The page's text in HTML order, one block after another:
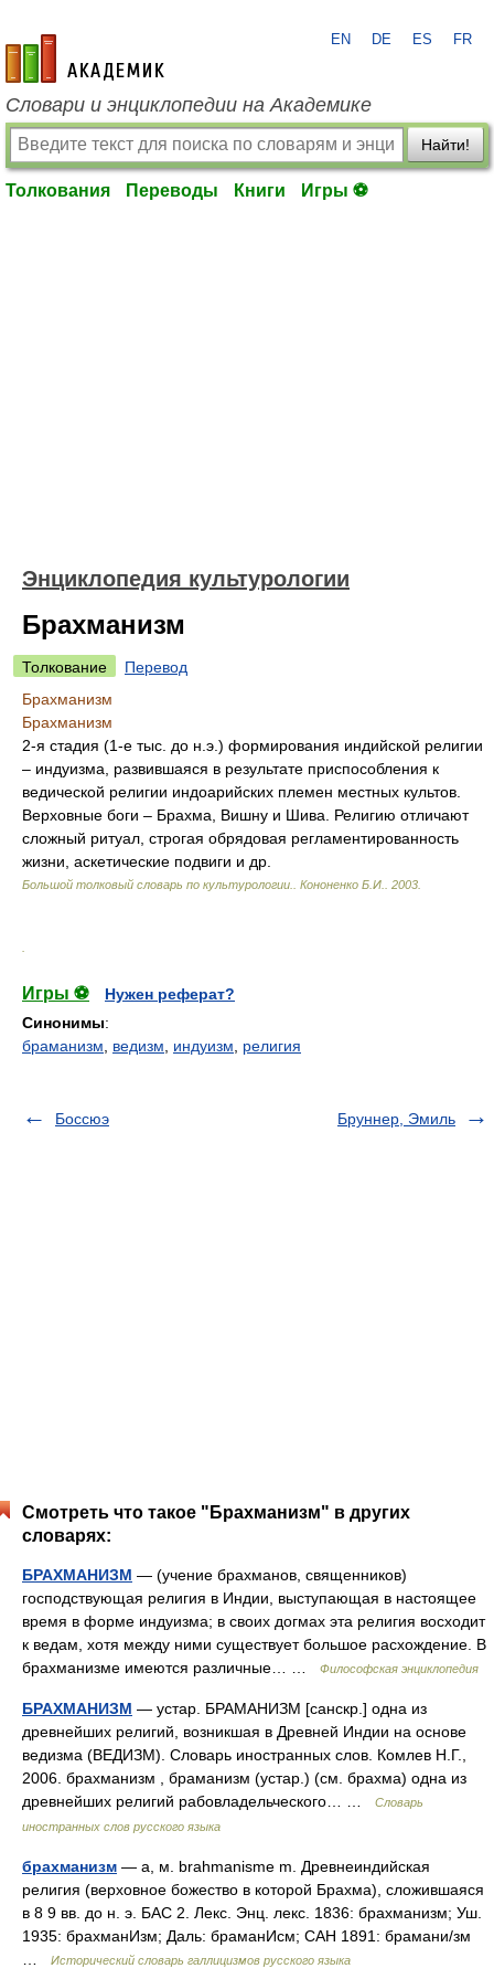
academic.ru
EN DE ES FR
Словари и энциклопедии на Академике
Найти!
Толкования Переводы Книги Игры ⚽
Энциклопедия культурологии
Брахманизм
Толкование
Перевод
Брахманизм
Брахманизм
2-я стадия (1-е тыс. до н.э.) формирования индийской религии
– индуизма, развившаяся в результате приспособления к
ведической религии индоарийских племен местных культов.
Верховные боги – Брахма, Вишну и Шива. Религию отличают
сложный ритуал, строгая обрядовая регламентированность
жизни, аскетические подвиги и др.
Большой толковый словарь по культурологии. Кононенко Б.И. 2003
Игры ⚽
Нужен реферат?
Синонимы:
браманизм
ведизм индуизм религия
Боссюэ Бруннер, Эмиль
Смотреть что такое "Брахманизм" в других
словарях:
БРАХМАНИЗМ — (учение брахманов, священников)
господствующая религия в Индии, выступающая в настоящее
время в форме индуизма; в своих догмах эта религия восходит
к ведам, хотя между ними существует большое расхождение. В
брахманизме имеются различные… …
Философская энциклопедия
БРАХМАНИЗМ — устар. БРАМАНИЗМ [санскр.] одна из
древнейших религий, возникшая в Древней Индии на основе
ведизма (ВЕДИЗМ). Словарь иностранных слов. Комлев Н.Г.,
2006. брахманизм , браманизм (устар.) (см. брахма) одна из
древнейших религий рабовладельческого… …
Словарь
иностранных слов русского языка
брахманизм — а, м. brahmanisme m. Древнеиндийская
религия (верховное божество в которой Брахма), сложившаяся
в 8 9 вв. до н. э. БАС 2. Лекс. Энц. лекс. 1836: брахманизм; Уш.
1935: брахманИзм; Даль: браманИсм; САН 1891: брамани/зм
Исторический словарь галлицизмов русского языка